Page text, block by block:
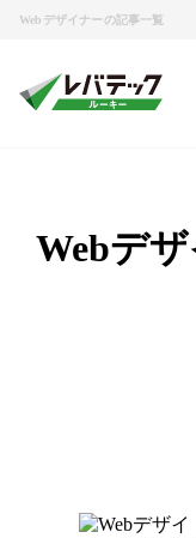
Webデザイナーの記事一覧
Webデ